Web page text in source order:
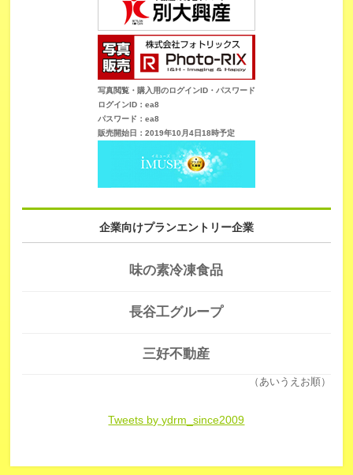
写真閲覧・購入用のログインID・パスワード
ログインID：ea8
パスワード：ea8
販売開始日：2019年10月4日18時予定
企業向けプランエントリー企業
味の素冷凍食品
長谷工グループ
三好不動産
（あいうえお順）
Tweets by ydrm_since2009